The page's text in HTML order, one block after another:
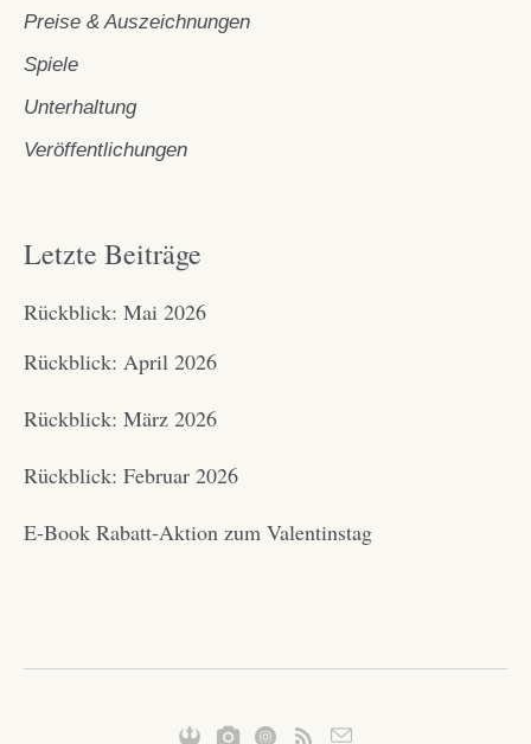
Preise & Auszeichnungen
Spiele
Unterhaltung
Veröffentlichungen
Letzte Beiträge
Rückblick: Mai 2026
Rückblick: April 2026
Rückblick: März 2026
Rückblick: Februar 2026
E-Book Rabatt-Aktion zum Valentinstag